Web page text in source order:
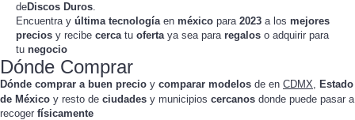
deDiscos Duros.
Encuentra y última tecnologíaen méxico para 2023 a los mejores
precios y recibe cercatu ofertaya sea para regalos o adquirir para
tu negocio
Dónde Comprar
Dónde comprar a buen precio y comparar modelos de en CDMX, Estado
de México y resto de ciudades y municipios cercanos donde puede pasar a
recoger físicamente